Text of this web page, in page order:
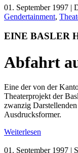
01. September 1997 |
Gendertainment,
EINE BASLER
Abfahrt
Eine der von der
Theaterprojekt der
zwanzig
Ausdrucksformer.
Weiterlesen
01. September 1997 |